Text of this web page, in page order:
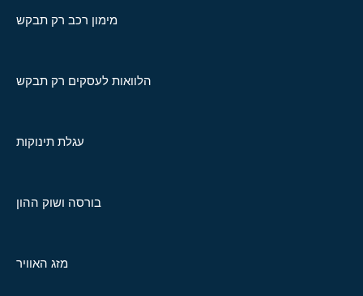
מימון רכב רק תבקש
הלוואות לעסקים רק תבקש
עגלת תינוקות
בורסה ושוק ההון
מזג האוויר